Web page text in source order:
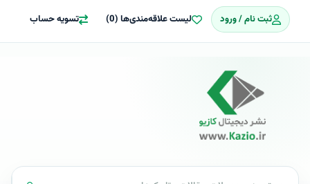
ثبت نام / ورود لیست علاقه‌مندی‌ها (0) تسویه حساب